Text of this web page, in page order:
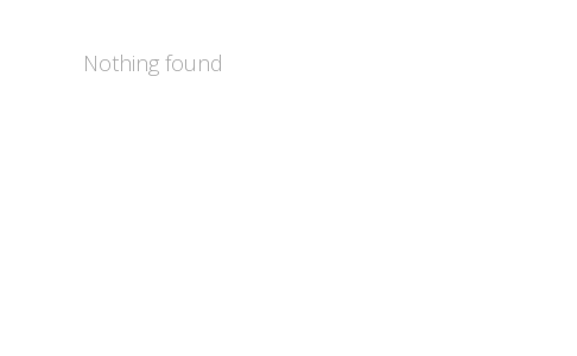
Nothing found